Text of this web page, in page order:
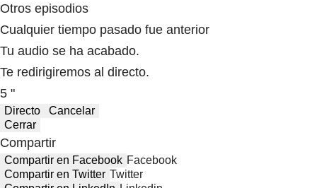
Otros episodios
Cualquier tiempo pasado fue anterior
Tu audio se ha acabado.
Te redirigiremos al directo.
5 "
Directo
Cancelar
Cerrar
Compartir
Compartir en Facebook Facebook
Compartir en Twitter Twitter